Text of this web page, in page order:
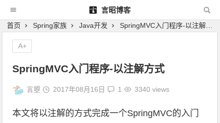
言昭博客
首页 Spring家族 Java开发 SpringMVC入门程序-以注解方式
SpringMVC入门程序-以注解方式
言曌 2017年08月16日 1 3340 views
本文将以注解的方式完成一个SpringMVC的入门
A+